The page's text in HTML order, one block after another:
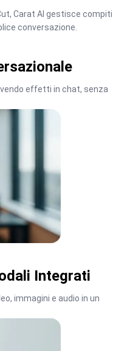
Carat AI gestisce compiti
conversazione.
effetti in chat, senza
Integrati
immagini e audio in un